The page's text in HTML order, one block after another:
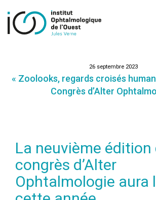
26 septembre 2023
« Zoolooks, regards croisés
Congrès d’Alter
La neuvième édition
congrès d’Alter
Ophtalmologie aura